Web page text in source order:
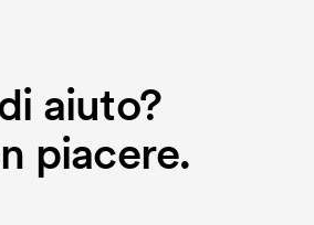
aiuto?
piacere.